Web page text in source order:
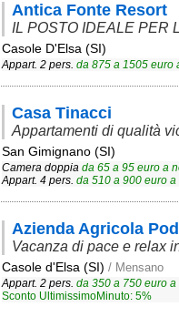
Antica Fonte Resort
IL POSTO IDEALE PER
Casole D'Elsa (SI)
Appart. 2 pers. da 875a 1505euro
Casa Tinacci
Appartamenti di qualità
San Gimignano (SI)
Camera doppia da 65a 95euro a
Appart. 4 pers. da 510a 900euro a
Azienda Agricola
Vacanza di pace e relax
Casole d'Elsa (SI) / Mensano
Appart. 2 pers. da 350a 750euro a
Sconto UltimissimoMinuto: 5%